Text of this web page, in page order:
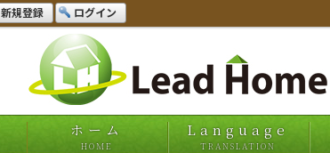
新規登録 ログイン
ホーム
HOME
Language
TRANSLATION